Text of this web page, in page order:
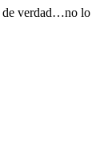
de verdad…no lo